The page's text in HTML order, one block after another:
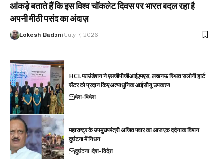
आंकड़े बताते हैं कि इस विश्व चॉकलेट दिवस पर भारत बदल रहा है
अपनी मीठी पसंद का अंदाज़
Lokesh Badoni July 7, 2026
HCL फाउंडेशन ने एसजीपीजीआईएमएस, लखनऊ स्थित सलोनी हार्ट
सेंटर को प्रदान किए अत्याधुनिक आईसीयू उपकरण
देश-विदेश
महाराष्ट्र के उपमुख्यमंत्री अजित पवार का आज एक दर्दनाक विमान
दुर्घटना में निधन
दुर्घटना देश-विदेश